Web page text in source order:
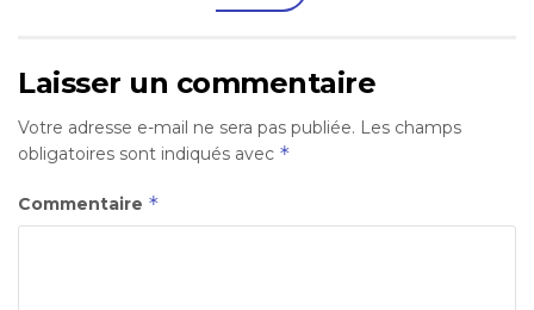
Laisser un commentaire
Votre adresse e-mail ne sera pas publiée. Les champs
obligatoires sont indiqués avec *
Commentaire *